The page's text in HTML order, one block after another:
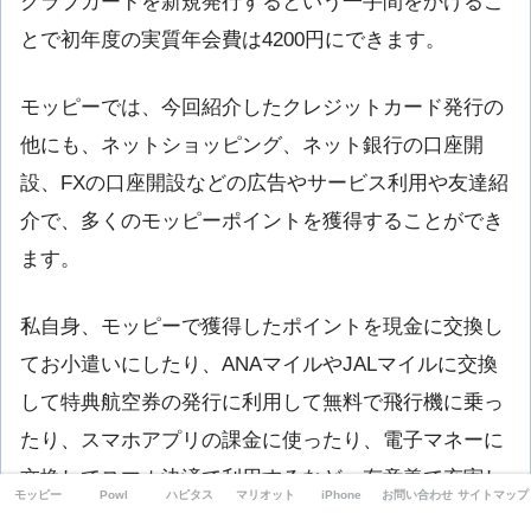
とで初年度の実質年会費は4200円にできます。
モッピーでは、今回紹介したクレジットカード発行の
他にも、ネットショッピング、ネット銀行の口座開
設、FXの口座開設などの広告やサービス利用や友達紹
介で、多くのモッピーポイントを獲得することができ
ます。
私自身、モッピーで獲得したポイントを現金に交換し
てお小遣いにしたり、ANAマイルやJALマイルに交換
して特典航空券の発行に利用して無料で飛行機に乗っ
たり、スマホアプリの課金に使ったり、電子マネーに
交換してスマホ決済で利用するなど、有意義で充実し
モッピー Powl ハピタス マリオット iPhone お問い合わせ サイトマップ